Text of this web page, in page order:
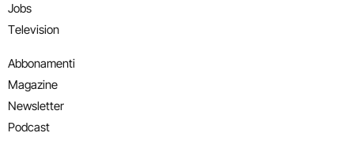
Jobs
Television
Abbonamenti
Magazine
Newsletter
Podcast